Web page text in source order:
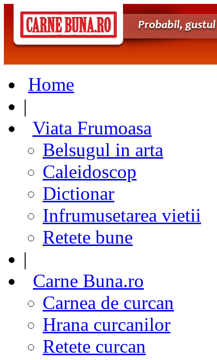
Home
|
Viata Frumoasa
Belsugul in arta
Caleidoscop
Dictionar
Infrumusetarea vietii
Retete bune
|
Carne Buna.ro
Carnea de curcan
Hrana curcanilor
Retete curcan